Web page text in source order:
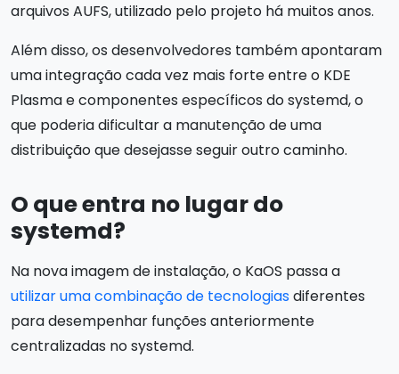
arquivos AUFS, utilizado pelo projeto há muitos anos.
Além disso, os desenvolvedores também apontaram
uma integração cada vez mais forte entre o KDE
Plasma e componentes específicos do systemd, o
que poderia dificultar a manutenção de uma
distribuição que desejasse seguir outro caminho.
O que entra no lugar do
systemd?
Na nova imagem de instalação, o KaOS passa a
utilizar uma combinação de tecnologiasdiferentes
para desempenhar funções anteriormente
centralizadas no systemd.